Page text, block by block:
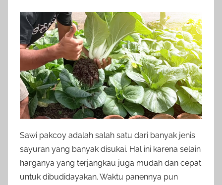
Sawi pakcoy adalah salah satu dari banyak jenis
sayuran yang banyak disukai. Hal ini karena selain
harganya yang terjangkau juga mudah dan cepat
untuk dibudidayakan. Waktu panennya pun